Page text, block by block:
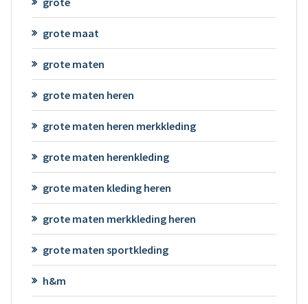
grote maat
grote maten
grote maten heren
grote maten heren merkkleding
grote maten herenkleding
grote maten kleding heren
grote maten merkkleding heren
grote maten sportkleding
h&m